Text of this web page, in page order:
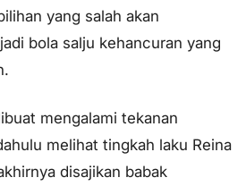
yang salah akan
bola salju kehancuran yang
mengalami tekanan
melihat tingkah laku Reina
disajikan babak